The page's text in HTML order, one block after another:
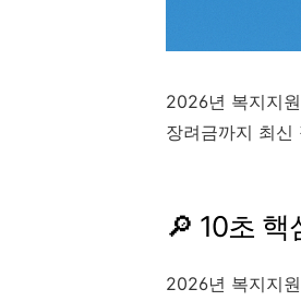
2026년 복지지
장려금까지 최신
🔎 10초 핵
2026년 복지지